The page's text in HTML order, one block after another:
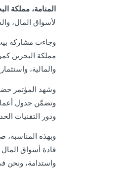
المنامة، مملكة
لأسواق المال، والذي انعقد بتاريخ 20 نوفمبر الجاري في مملكة
وجاءت مشاركة بيت
مملكة البحرين
والمالية،
وتضمَّن جدول
ودور التقنيات
وبهذه المناسبة،
قادة أسواق المال
واستدامة، ونحن